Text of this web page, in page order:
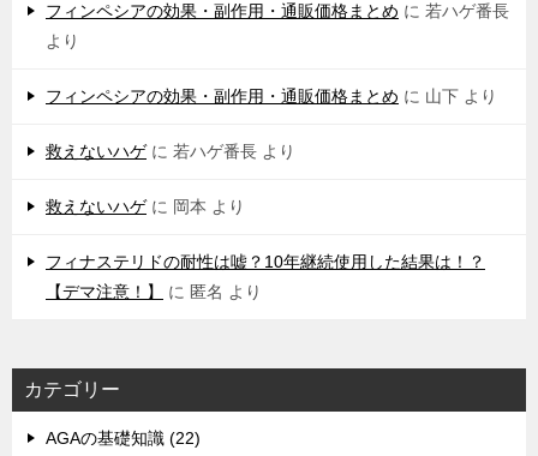
フィンペシアの効果・副作用・通販価格まとめ に 若ハゲ番長
より
フィンペシアの効果・副作用・通販価格まとめ に 山下 より
救えないハゲに 若ハゲ番長 より
救えないハゲに 岡本 より
フィナステリドの耐性は嘘？10年継続使用した結果は！？
【デマ注意！】
に 匿名 より
カテゴリー
AGAの基礎知識 (22)